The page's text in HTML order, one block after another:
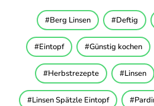
Berg Linsen Deftig
Eintopf Günstig kochen
Herbstrezepte Linsen
Linsen Spätzle Eintopf